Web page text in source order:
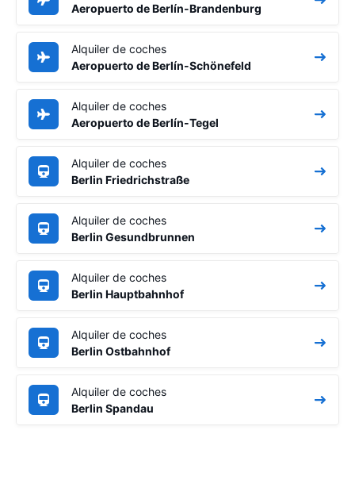
Aeropuerto de Berlín-Brandenburg
Alquiler de coches
Aeropuerto de Berlín-Schönefeld
Alquiler de coches
Aeropuerto de Berlín-Tegel
Alquiler de coches
Berlin Friedrichstraße
Alquiler de coches
Berlin Gesundbrunnen
Alquiler de coches
Berlin Hauptbahnhof
Alquiler de coches
Berlin Ostbahnhof
Alquiler de coches
Berlin Spandau